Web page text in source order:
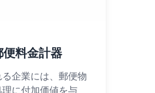
料金計器
企業には、郵便物
理に付加価値を与